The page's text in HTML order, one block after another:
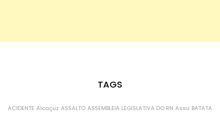
TAGS
ACIDENTE Alcaçuz ASSALTO ASSEMBLEIA LEGISLATIVA DO RN Assu BATATA